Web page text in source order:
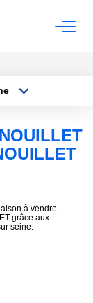
à vendre
grâce aux
seine.